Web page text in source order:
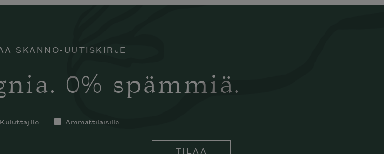
SKANNO-UUTISKIRJE
0% spämmiä.
Kuluttajille Ammattilaisille
TILAA